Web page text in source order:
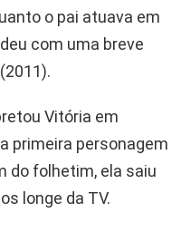
o pai atuava em
com uma breve
Vitória em
primeira personagem
do folhetim, ela saiu
longe da TV.